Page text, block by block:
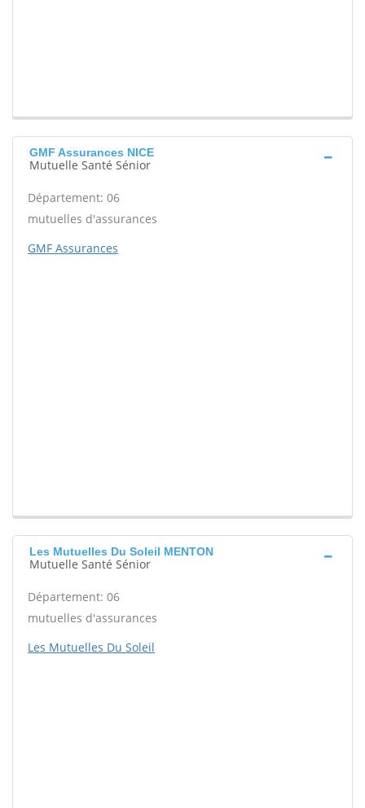
GMF Assurances NICE
Mutuelle Santé Sénior
Département: 06
mutuelles d'assurances
GMF Assurances
Les Mutuelles Du Soleil MENTON
Mutuelle Santé Sénior
Département: 06
mutuelles d'assurances
Les Mutuelles Du Soleil